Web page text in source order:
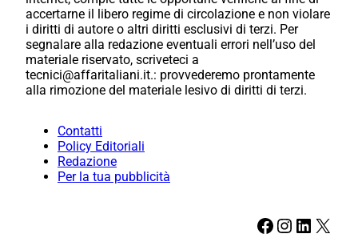
accertarne il libero regime di circolazione e non violare
i diritti di autore o altri diritti esclusivi di terzi. Per
segnalare alla redazione eventuali errori nell’uso del
materiale riservato, scriveteci a
tecnici@affaritaliani.it.: provvederemo prontamente
alla rimozione del materiale lesivo di diritti di terzi.
Contatti
Policy Editoriali
Redazione
Per la tua pubblicità
Facebook Instagram LinkedIn X